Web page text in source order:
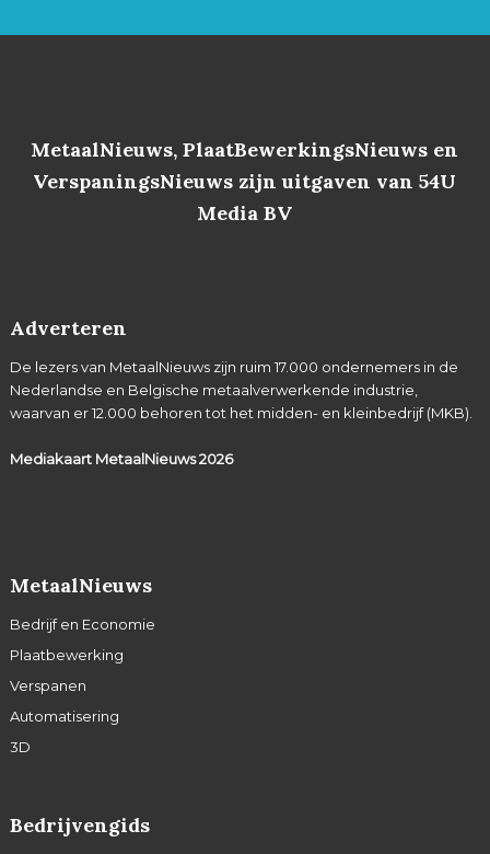
MetaalNieuws, PlaatBewerkingsNieuws en
VerspaningsNieuws zijn uitgaven van 54U
Media BV
Adverteren
De lezers van MetaalNieuws zijn ruim 17.000 ondernemers in de
Nederlandse en Belgische metaalverwerkende industrie,
waarvan er 12.000 behoren tot het midden- en kleinbedrijf (MKB).
Mediakaart MetaalNieuws2026
MetaalNieuws
Bedrijf en Economie
Plaatbewerking
Verspanen
Automatisering
3D
Bedrijvengids